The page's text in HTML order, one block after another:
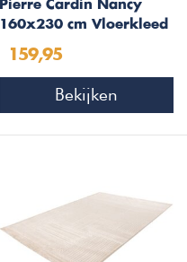
Pierre Cardin Nancy
160x230 cm Vloerkleed
159,95
Bekijken